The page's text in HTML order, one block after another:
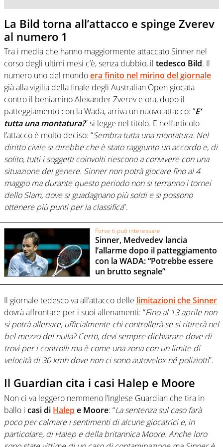
La Bild torna all’attacco e spinge Zverev
al numero 1
Tra i media che hanno maggiormente attaccato Sinner nel
corso degli ultimi mesi c’è, senza dubbio, il tedesco Bild. Il
numero uno del mondoera finito nel mirino del giornale
già alla vigilia della finale degli Australian Open giocata
contro il beniamino Alexander Zverev e ora, dopo il
patteggiamento con la Wada, arriva un nuovo attacco: “E’
tutta una montatura?” si legge nel titolo. E nell’articolo
l’attacco è molto deciso: “Sembra tutta una montatura. Nel
diritto civile si direbbe che è stato raggiunto un accordo e, di
solito, tutti i soggetti coinvolti riescono a convivere con una
situazione del genere. Sinner non potrà giocare fino al 4
maggio ma durante questo periodo non si terranno i tornei
dello Slam, dove si guadagnano più soldi e si possono
ottenere più punti per la classifica”.
Forse ti può interessare
Sinner, Medvedev lancia
l’allarme dopo il patteggiamento
con la WADA: “Potrebbe essere
un brutto segnale”
Il giornale tedesco va all’attacco delle limitazioni che Sinner
dovrà affrontare per i suoi allenamenti: “Fino al 13 aprile non
si potrà allenare, ufficialmente chi controllerà se si ritirerà nel
bel mezzo del nulla? Certo, devi sempre dichiarare dove di
trovi per i controlli ma è come una zona con un limite di
velocità di 30 kmh dove non ci sono autovelox né poliziotti”.
Il Guardian cita i casi Halep e Moore
Non ci va leggero nemmeno l’inglese Guardian che tira in
ballo i casi di Halepe Moore: “La sentenza sul caso farà
poco per calmare i sentimenti di alcune giocatrici e, in
particolare, di Halep e della britannica Moore. Anche loro